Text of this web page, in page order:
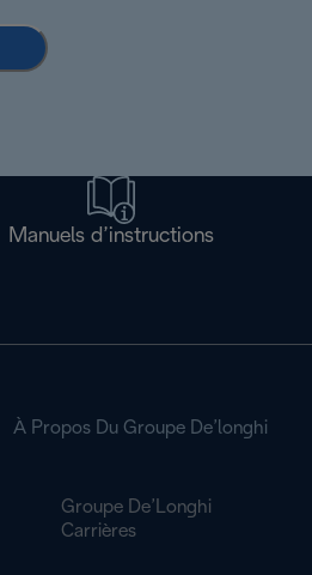
Manuels d’instructions
À Propos Du Groupe De’longhi
Groupe De’Longhi
Carrières